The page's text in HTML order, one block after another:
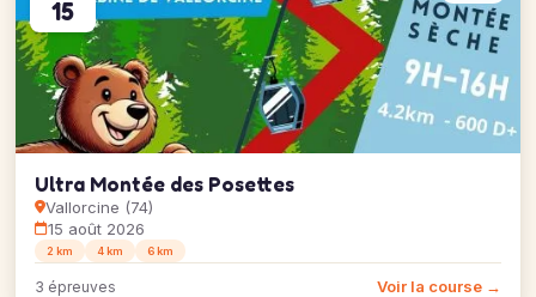
15
Ultra Montée des Posettes
Vallorcine (74)
15 août 2026
2 km 4 km 6 km
3 épreuves Voir la course →